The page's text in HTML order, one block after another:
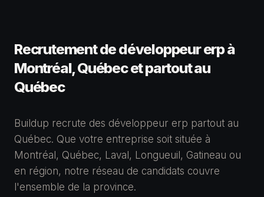
Recrutement de développeur erp à
Montréal, Québec et partout au
Québec
Buildup recrute des développeur erp partout au
Québec. Que votre entreprise soit située à
Montréal, Québec, Laval, Longueuil, Gatineau ou
en région, notre réseau de candidats couvre
l'ensemble de la province.